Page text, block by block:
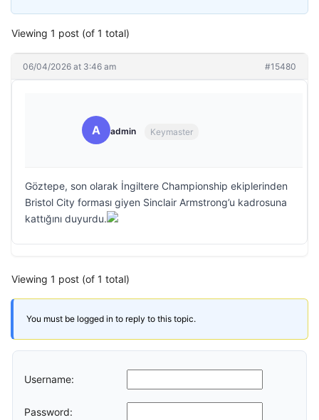
Viewing 1 post (of 1 total)
06/04/2026 at 3:46 am #15480
A admin Keymaster
Göztepe, son olarak İngiltere Championship ekiplerinden
Bristol City forması giyen Sinclair Armstrong’u kadrosuna
kattığını duyurdu.
Viewing 1 post (of 1 total)
You must be logged in to reply to this topic.
Username:
Password: